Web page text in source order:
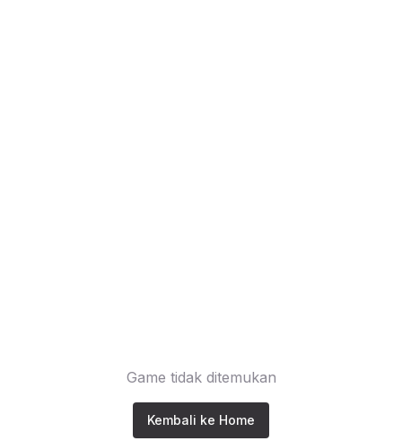
Game tidak ditemukan
Kembali ke Home